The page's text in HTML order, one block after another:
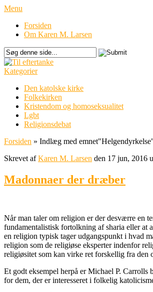
Menu
Forsiden
Om Karen M. Larsen
Kategorier
Den katolske kirke
Folkekirken
Kristendom og homoseksualitet
Lgbt
Religionsdebat
Forsiden » Indlæg med emnet"
Skrevet afKaren M. Larsen den 17 jun, 2016
Madonnaer der dræber
Når man taler om religion er der desværre en
fundamentalistisk fortolkning af sharia eller at
en religion typisk tager udgangspunkt i hvad
religion som de religiøse eksperter indenfor
religiøsitet som kan virke ret forskellig fra den
Et godt eksempel herpå er Michael P.
for dem, der er interesseret i folkelig